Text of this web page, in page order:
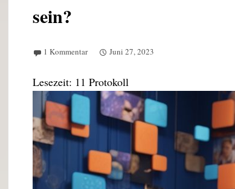
sein?
1 Kommentar Juni 27, 2023
Lesezeit: 11 Protokoll